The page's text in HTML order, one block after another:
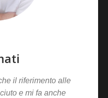
il riferimento alle
e mi fa anche